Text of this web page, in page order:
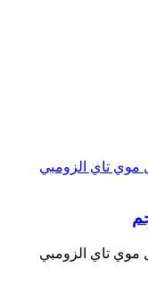
موي تاي الزومبي
موي تاي الزومبي